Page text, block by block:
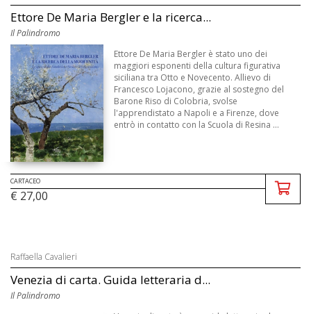
Ettore De Maria Bergler e la ricerca...
Il Palindromo
Ettore De Maria Bergler è stato uno dei
maggiori esponenti della cultura figurativa
siciliana tra Otto e Novecento. Allievo di
Francesco Lojacono, grazie al sostegno del
Barone Riso di Colobria, svolse
l'apprendistato a Napoli e a Firenze, dove
entrò in contatto con la Scuola di Resina ...
CARTACEO
€ 27,00
Raffaella Cavalieri
Venezia di carta. Guida letteraria d...
Il Palindromo